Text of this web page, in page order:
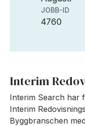
JOBB-ID
4760
Interim
Interim Search har
Interim
Byggbranschen